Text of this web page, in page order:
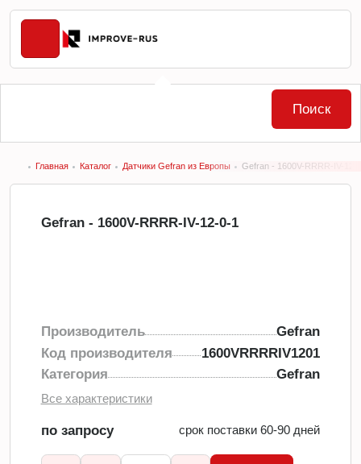
Главная Каталог Датчики Gefran из Европы Gefran - 1600V-RRRR-IV-12-
Gefran - 1600V-RRRR-IV-12-0-1
Производитель
Gefran
Код производителя
1600VRRRRIV1201
Категория
Gefran
Все характеристики
по запросу срок поставки 60-90 дней
Поиск